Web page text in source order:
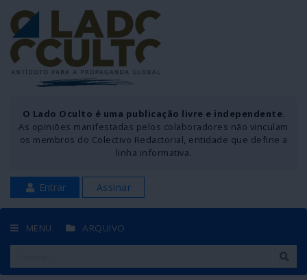
O Lado Oculto é uma publicação livre e independente.
As opiniões manifestadas pelos colaboradores não vinculam
os membros do Colectivo Redactorial, entidade que define a
linha informativa.
Entrar Assinar
MENU ARQUIVO